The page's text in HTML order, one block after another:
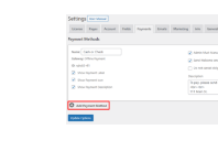
Menü
Lektion
9: Methoden
zur
Bereitstellung